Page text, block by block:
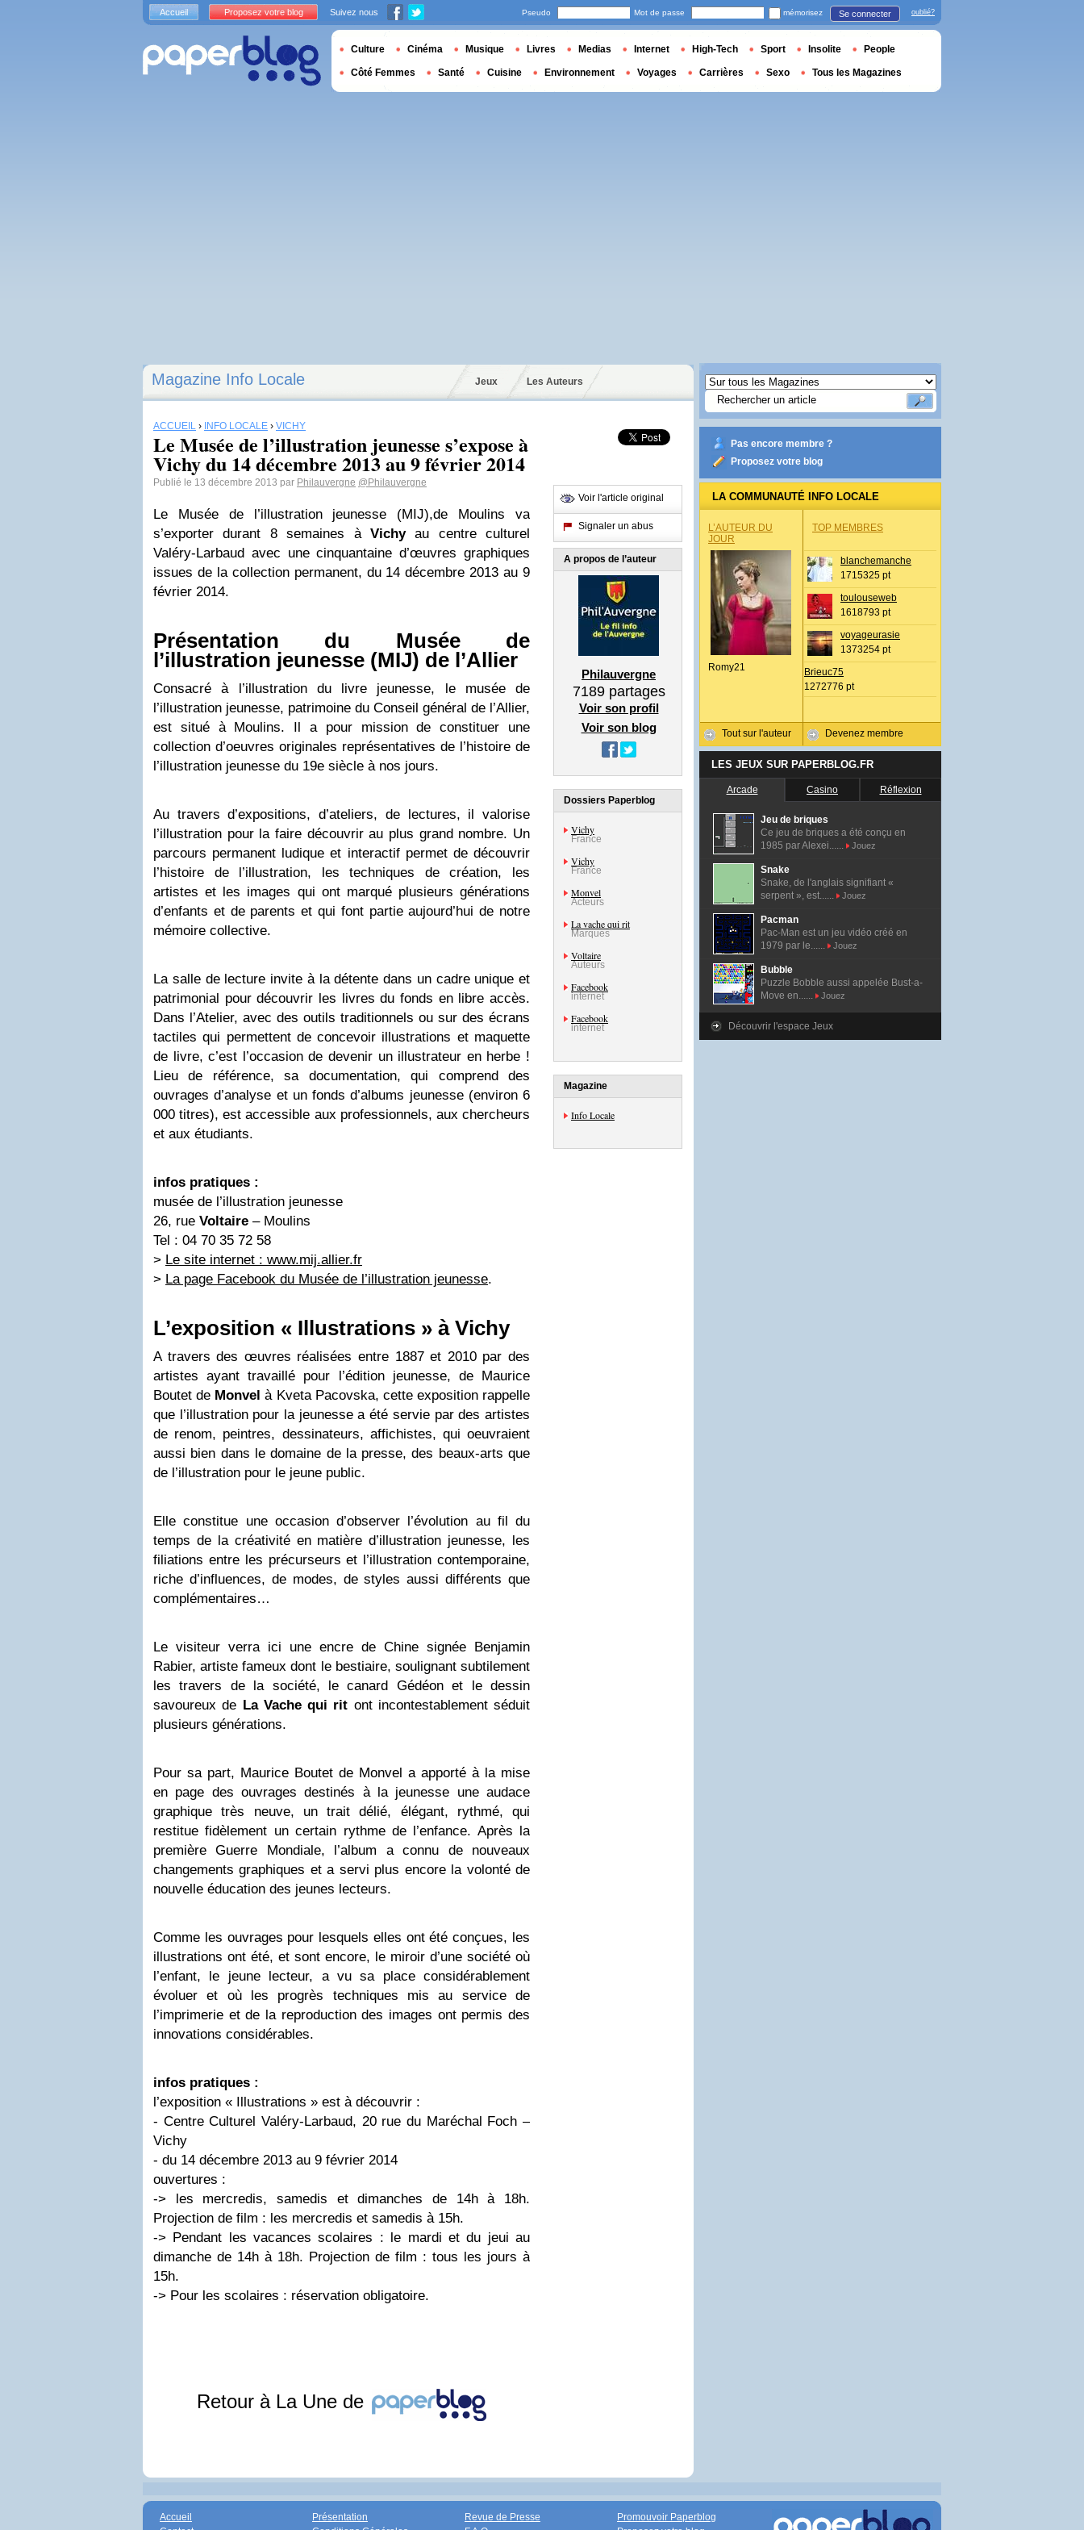
Magazine Info Locale Jeux Les Auteurs
ACCUEIL › INFO LOCALE › VICHY
Le Musée de l’illustration jeunesse s’expose à
Vichy du 14 décembre 2013 au 9 février 2014
Publié le 13 décembre 2013 par Philauvergne @Philauvergne
Le Musée de l’illustration jeunesse (MIJ),de Moulins va
s’exporter durant 8 semaines à Vichyau centre culturel
Valéry-Larbaud avec une cinquantaine d’œuvres graphiques
issues de la collection permanent, du 14 décembre 2013 au 9
février 2014.
Présentation du Musée de
l’illustration jeunesse (MIJ) de l’Allier
Consacré à l’illustration du livre jeunesse, le musée de
l’illustration jeunesse, patrimoine du Conseil général de l’Allier,
est situé à Moulins. Il a pour mission de constituer une
collection d’oeuvres originales représentatives de l’histoire de
l’illustration jeunesse du 19e siècle à nos jours.
Au travers d’expositions, d’ateliers, de lectures, il valorise
l’illustration pour la faire découvrir au plus grand nombre. Un
parcours permanent ludique et interactif permet de découvrir
l’histoire de l’illustration, les techniques de création, les
artistes et les images qui ont marqué plusieurs générations
d’enfants et de parents et qui font partie aujourd’hui de notre
mémoire collective.
La salle de lecture invite à la détente dans un cadre unique et
patrimonial pour découvrir les livres du fonds en libre accès.
Dans l’Atelier, avec des outils traditionnels ou sur des écrans
tactiles qui permettent de concevoir illustrations et maquette
de livre, c’est l’occasion de devenir un illustrateur en herbe !
Lieu de référence, sa documentation, qui comprend des
ouvrages d’analyse et un fonds d’albums jeunesse (environ 6
000 titres), est accessible aux professionnels, aux chercheurs
et aux étudiants.
infos pratiques :
musée de l’illustration jeunesse
26, rue Voltaire – Moulins
Tel : 04 70 35 72 58
> Le site internet : www.mij.allier.fr
> La page Facebook du Musée de l’illustration jeunesse.
L’exposition « Illustrations » à Vichy
A travers des œuvres réalisées entre 1887 et 2010 par des
artistes ayant travaillé pour l’édition jeunesse, de Maurice
Boutet de Monvel à Kveta Pacovska, cette exposition rappelle
que l’illustration pour la jeunesse a été servie par des artistes
de renom, peintres, dessinateurs, affichistes, qui oeuvraient
aussi bien dans le domaine de la presse, des beaux-arts que
de l’illustration pour le jeune public.
Elle constitue une occasion d’observer l’évolution au fil du
temps de la créativité en matière d’illustration jeunesse, les
filiations entre les précurseurs et l’illustration contemporaine,
riche d’influences, de modes, de styles aussi différents que
complémentaires…
Le visiteur verra ici une encre de Chine signée Benjamin
Rabier, artiste fameux dont le bestiaire, soulignant subtilement
les travers de la société, le canard Gédéon et le dessin
savoureux de La Vache qui rit ont incontestablement séduit
plusieurs générations.
Pour sa part, Maurice Boutet de Monvel a apporté à la mise
en page des ouvrages destinés à la jeunesse une audace
graphique très neuve, un trait délié, élégant, rythmé, qui
restitue fidèlement un certain rythme de l’enfance. Après la
première Guerre Mondiale, l’album a connu de nouveaux
changements graphiques et a servi plus encore la volonté de
nouvelle éducation des jeunes lecteurs.
Comme les ouvrages pour lesquels elles ont été conçues, les
illustrations ont été, et sont encore, le miroir d’une société où
l’enfant, le jeune lecteur, a vu sa place considérablement
évoluer et où les progrès techniques mis au service de
l’imprimerie et de la reproduction des images ont permis des
innovations considérables.
infos pratiques :
l’exposition « Illustrations » est à découvrir :
- Centre Culturel Valéry-Larbaud, 20 rue du Maréchal Foch –
Vichy
- du 14 décembre 2013 au 9 février 2014
ouvertures :
-> les mercredis, samedis et dimanches de 14h à 18h.
Projection de film : les mercredis et samedis à 15h.
-> Pendant les vacances scolaires : le mardi et du jeui au
dimanche de 14h à 18h. Projection de film : tous les jours à
15h.
-> Pour les scolaires : réservation obligatoire.
Retour à La Une de
Voir l'article original
Signaler un abus
A propos de l’auteur
Philauvergne
7189partages
Voir son profil
Voir son blog
Dossiers Paperblog
Vichy
France
Vichy
France
Monvel
Acteurs
La vache qui rit
Marques
Voltaire
Auteurs
Facebook
internet
Facebook
internet
Magazine
Info Locale
Pas encore membre ?
Proposez votre blog
LA COMMUNAUTÉ INFO LOCALE
L’AUTEUR DU
JOUR
Romy21
Tout sur l'auteur
TOP MEMBRES
blanchemanche
1715325 pt
toulouseweb
1618793 pt
voyageurasie
1373254 pt
Brieuc75
1272776 pt
Devenez membre
LES JEUX SUR PAPERBLOG.FR
Arcade Casino Réflexion
Jeu de briques
Ce jeu de briques a été conçu en
1985 par Alexei......
Jouez
Snake
Snake, de l'anglais signifiant «
serpent », est......
Jouez
Pacman
Pac-Man est un jeu vidéo créé en
1979 par le......
Jouez
Bubble
Puzzle Bobble aussi appelée Bust-a-
Move en......
Jouez
Découvrir l'espace Jeux
Accueil Proposez votre blog Suivez nous Pseudo Mot de passe mémorisez Se connecter oublié?
Culture Cinéma Musique Livres Medias Internet High-Tech Sport Insolite People
Côté Femmes Santé Cuisine Environnement Voyages Carrières Sexo Tous les Magazines
Accueil
Présentation
Revue de Presse
Promouvoir Paperblog